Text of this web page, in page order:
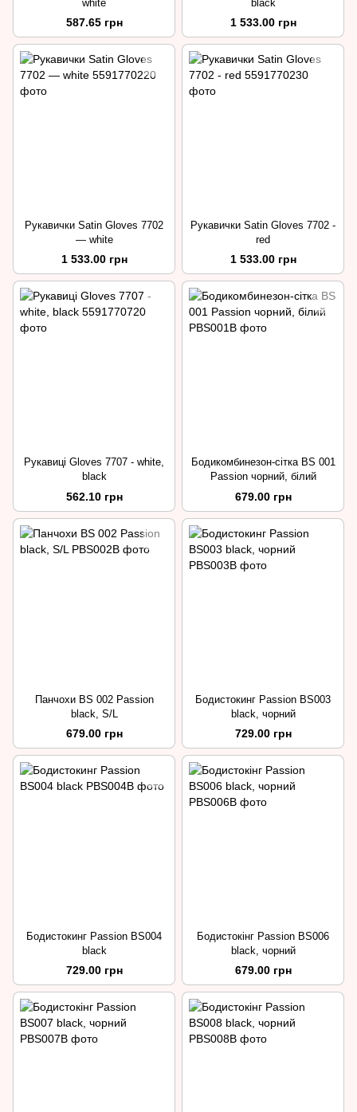
white
587.65 грн
black
1 533.00 грн
Рукавички Satin Gloves 7702
— white
1 533.00 грн
Рукавички Satin Gloves 7702 -
red
1 533.00 грн
Рукавиці Gloves 7707 - white,
black
562.10 грн
Бодикомбинезон-сітка BS 001
Passion чорний, білий
679.00 грн
Панчохи BS 002 Passion
black, S/L
679.00 грн
Бодистокинг Passion BS003
black, чорний
729.00 грн
Бодистокинг Passion BS004
black
729.00 грн
Бодистокінг Passion BS006
black, чорний
679.00 грн